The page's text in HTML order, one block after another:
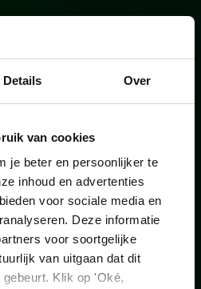
Details Over
van cookies
je beter en persoonlijker te
inhoud en advertenties
voor sociale media en
Deze informatie
voor soortgelijke
van uitgaan dat dit
Klik op 'Oké,